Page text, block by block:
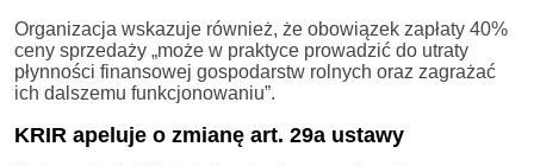
Organizacja wskazuje również, że obowiązek zapłaty 40%
ceny sprzedaży „może w praktyce prowadzić do utraty
płynności finansowej gospodarstw rolnych oraz zagrażać
ich dalszemu funkcjonowaniu”.
KRIR apeluje o zmianę art. 29a ustawy